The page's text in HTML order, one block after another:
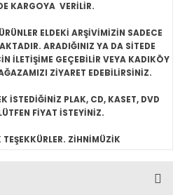
KARGOYA VERİLİR.
ELDEKİ ARŞİVİMİZİN SADECE
ARADIĞINIZ YA DA SİTEDE
İLETİŞİME GEÇEBİLİR VEYA KADIKÖY
ZİYARET EDEBİLİRSİNİZ.
İSTEDİĞİNİZ PLAK, CD, KASET, DVD
FİYAT İSTEYİNİZ.
ZİHNİMÜZİK